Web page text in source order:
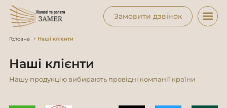
Замовити дзвінок
Головна Наші клієнти
Наші клієнти
Нашу продукцію вибирають провідні компанії країни